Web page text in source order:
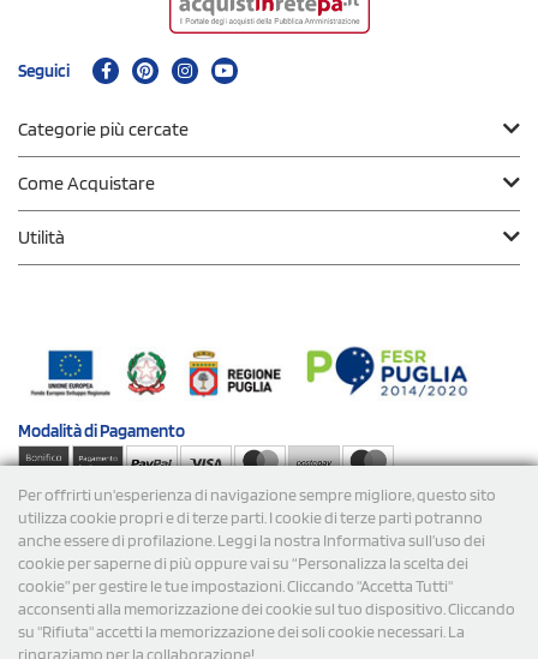
Per offrirti un'esperienza di navigazione sempre migliore, questo sito
utilizza cookie propri e di terze parti. I cookie di terze parti potranno
anche essere di profilazione. Leggi la nostra Informativa sull’uso dei
cookie per saperne di più oppure vai su “Personalizza la scelta dei
cookie” per gestire le tue impostazioni. Cliccando "Accetta Tutti"
acconsenti alla memorizzazione dei cookie sul tuo dispositivo. Cliccando
su "Rifiuta" accetti la memorizzazione dei soli cookie necessari. La
ringraziamo per la collaborazione!
Seguici
Categorie più cercate
Come Acquistare
Utilità
Modalità diPagamento
Spedizioni